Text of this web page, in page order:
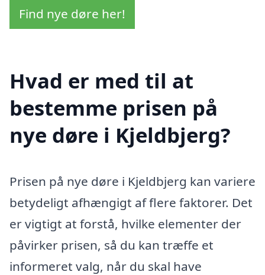
Find nye døre her!
Hvad er med til at
bestemme prisen på
nye døre i Kjeldbjerg?
Prisen på nye døre i Kjeldbjerg kan variere
betydeligt afhængigt af flere faktorer. Det
er vigtigt at forstå, hvilke elementer der
påvirker prisen, så du kan træffe et
informeret valg, når du skal have